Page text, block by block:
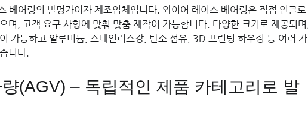
베어링의 발명가이자 제조업체입니다. 와이어 레이스 베어링은 직접 인클로
며, 고객 요구 사항에 맞춰 맞춤 제작이 가능합니다. 다양한 크기로 제공되며,
가능하고 알루미늄, 스테인리스강, 탄소 섬유, 3D 프린팅 하우징 등 여러 가
니다.
(AGV) – 독립적인 제품 카테고리로 발